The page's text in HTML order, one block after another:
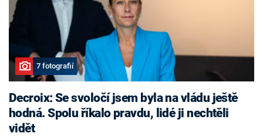
7 fotografií
Decroix: Se svoločí jsem byla na vládu ještě
hodná. Spolu říkalo pravdu, lidé ji nechtěli
vidět